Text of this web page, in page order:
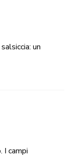
un
I campi